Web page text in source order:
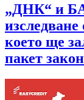
„ДНК“ и
което ще
пакет